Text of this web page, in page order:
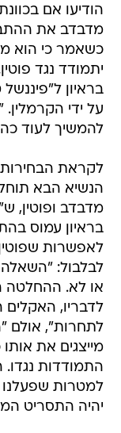
כשאמר כי הוא
יתמודד נגד
בראיון
על ידי הקרמלין.
להמשיך לעוד
לקראת הבחירות,
מדבדב ופוטין,
בראיון עמוס
לאפשרות
לבלבול:
או לא. ההחלטה
לדבריו, האקלים
לתחרות", אולם
מייצגים את אותו
התמודדות נגדו.
למטרות שפעלנו
יהיה התסריט
פוטין, מדבדב